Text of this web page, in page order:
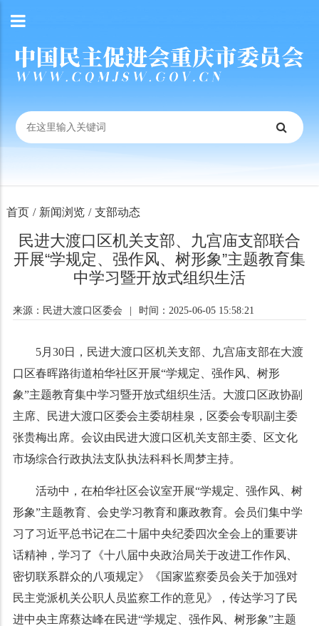
首页 / 新闻浏览 / 支部动态
民进大渡口区机关支部、九宫庙支部联合
开展“学规定、强作风、树形象”主题教育集
中学习暨开放式组织生活
来源：民进大渡口区委会 时间：2025-06-05 15:58:21
5月30日，民进大渡口区机关支部、九宫庙支部在大渡
口区春晖路街道柏华社区开展“学规定、强作风、树形
象”主题教育集中学习暨开放式组织生活。大渡口区政协副
主席、民进大渡口区委会主委胡桂泉，区委会专职副主委
张贵梅出席。会议由民进大渡口区机关支部主委、区文化
市场综合行政执法支队执法科科长周梦主持。
活动中，在柏华社区会议室开展“学规定、强作风、树
形象”主题教育、会史学习教育和廉政教育。会员们集中学
习了习近平总书记在二十届中央纪委四次全会上的重要讲
话精神，学习了《十八届中央政治局关于改进工作作风、
密切联系群众的八项规定》《国家监察委员会关于加强对
民主党派机关公职人员监察工作的意见》，传达学习了民
进中央主席蔡达峰在民进“学规定、强作风、树形象”主题